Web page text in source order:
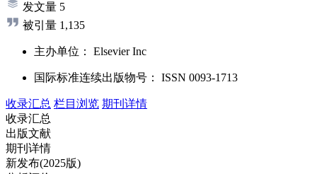
发文量 5
被引量 1,135
主办单位： Elsevier Inc
国际标准连续出版物号 ： ISSN 0093-1713
收录汇总 栏目浏览 期刊详情
收录汇总
出版文献
期刊详情
新发布(2025版)